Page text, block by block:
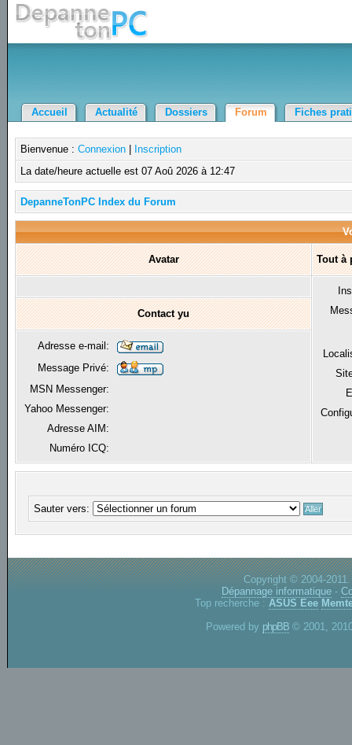
Accueil Actualité Dossiers Forum Fiches
Bienvenue :Connexion
Inscription
La date/heure actuelle est 07 Aoû 2026 à 12:47
DepanneTonPC Index du Forum
Avatar Tout à
Contact yu
Adresse e-mail:
Message Privé:
MSN Messenger:
Yahoo Messenger:
Adresse AIM:
Numéro ICQ:
Sauter vers:
Copyright © 2004-
Dépannage informatique -
Top recherche : ASUS Eee
Powered by phpBB © 2001,